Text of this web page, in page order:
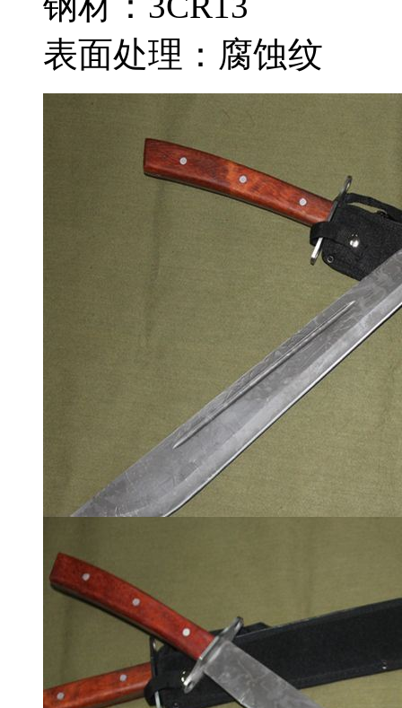
表面处理：腐蚀纹